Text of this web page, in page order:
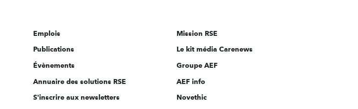
sur:
Emplois
Publications
Évènements
Annuaire des solutions RSE
S'inscrire aux newsletters
Mission RSE
Le kit média Carenews
Groupe AEF
AEF info
Novethic